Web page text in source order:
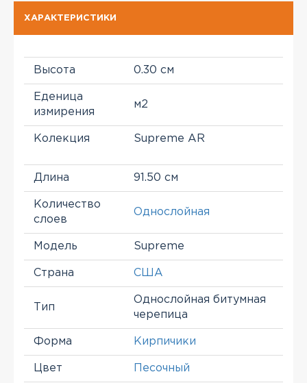
ХАРАКТЕРИСТИКИ
Высота 0.30 см
Еденица
измирения
м2
Колекция Supreme AR
Длина 91.50 см
Количество
слоев
Однослойная
Модель Supreme
Страна США
Тип
Однослойная битумная
черепица
Форма Кирпичики
Цвет Песочный